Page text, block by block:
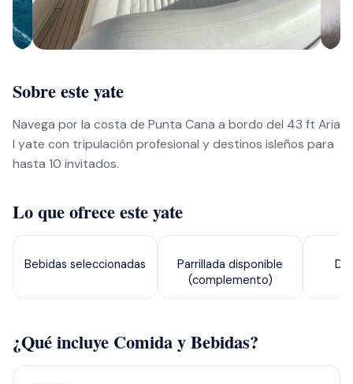
Sobre este yate
Navega por la costa de Punta Cana a bordo del 43 ft Aria
I yate con tripulación profesional y destinos isleños para
hasta 10 invitados.
Lo que ofrece este yate
Bebidas seleccionadas
Parrillada disponible
(complemento)
¿Qué incluye Comida y Bebidas?